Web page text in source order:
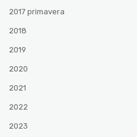
2017 primavera
2018
2019
2020
2021
2022
2023